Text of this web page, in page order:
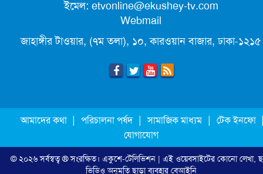
জেট ফুয়েলের দাম কমলো লিটারে ১৯ টাকা
মূল্যস্ফীতি কমে জুনে ৯ দশমিক ১৬ শতাংশ
ছুটিতে গিয়ে না ফিরলে ৩ বছরের নিষেধাজ্ঞা,
নতুন নিয়ম সৌদির
এনবিআরের সবাই প্রস্তুত, রাজস্ব আদায়ের
ইমেল: etvonline@ekushey-tv.com
Webmail
জাহাঙ্গীর টাওয়ার, (৭ম তলা), ১০, কারওয়ান বাজার, ঢাকা-১২১৫
আমাদের কথা | পরিচালনা পর্ষদ | সামাজিক মাধ্যম | টেক ইনফো
যোগাযোগ
© ২০২৬ সর্বস্বত্ব ® সংরক্ষিত। একুশে-টেলিভিশন | এই ওয়েবসাইটের কোনো লেখা,
ভিডিও অনুমতি ছাড়া ব্যবহার বেআইনি